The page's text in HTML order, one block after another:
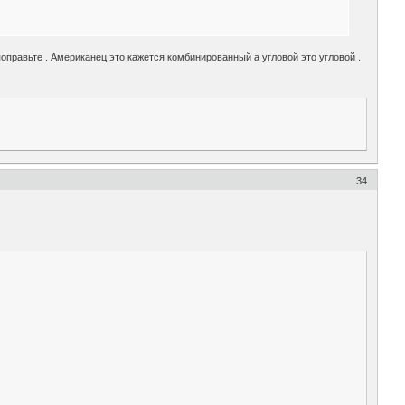
. Американец это кажется комбинированный а угловой это угловой .
34